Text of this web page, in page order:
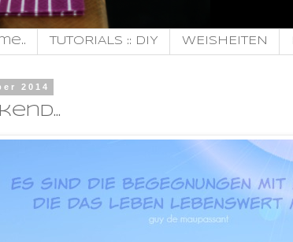
TUTORIALS :: DIY WEISHEITEN
2014